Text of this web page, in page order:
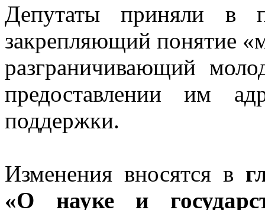
Депутаты приняли в
закрепляющий понятие
разграничивающий
предоставлении им
поддержки.
Изменения вносятся в
«О науке и